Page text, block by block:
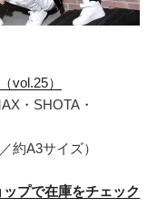
vol.25）
・SHOTA・
約A3サイズ）
プで在庫をチェック